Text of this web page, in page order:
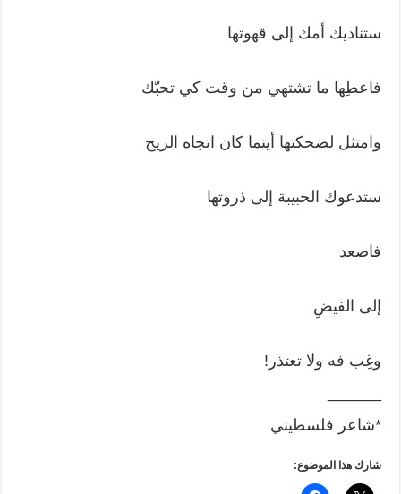
ستناديك أمك إلى قهوتها
فاعطِها ما تشتهي من وقت كي تحبّك
وامتثل لضحكتها أينما كان اتجاه الريح
ستدعوك الحبيبة إلى ذروتها
فاصعد
إلى الفيضِ
وغِب فه ولا تعتذر!
*شاعر فلسطيني
شارك هذا الموضوع: